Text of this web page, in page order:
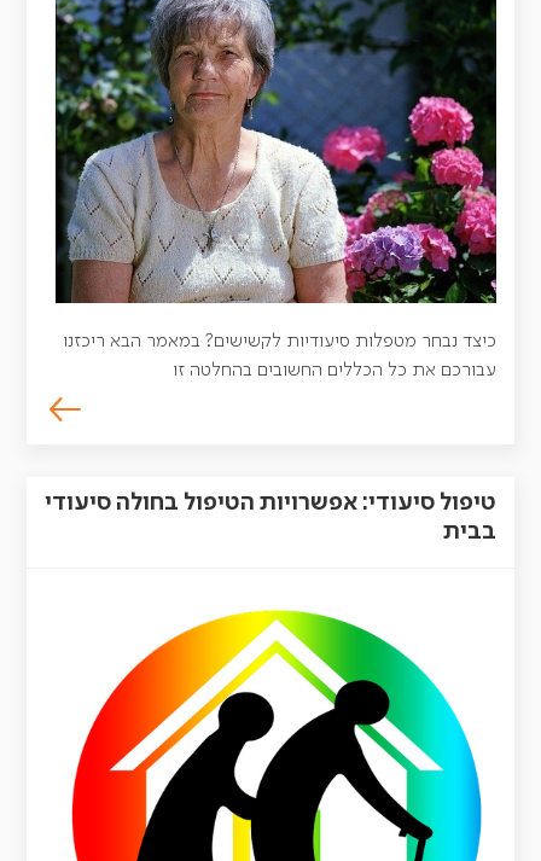
כיצד נבחר מטפלות סיעודיות לקשישים? במאמר הבא ריכזנו
עבורכם את כל הכללים החשובים בהחלטה זו
טיפול סיעודי: אפשרויות הטיפול בחולה סיעודי
בבית